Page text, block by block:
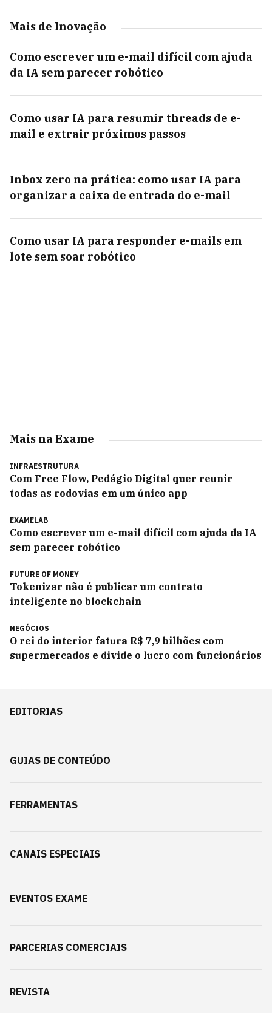
Mais de Inovação
Como escrever um e-mail difícil com ajuda
da IA sem parecer robótico
Como usar IA para resumir threads de e-
mail e extrair próximos passos
Inbox zero na prática: como usar IA para
organizar a caixa de entrada do e-mail
Como usar IA para responder e-mails em
lote sem soar robótico
Mais na Exame
INFRAESTRUTURA
Com Free Flow, Pedágio Digital quer reunir
todas as rodovias em um único app
EXAMELAB
Como escrever um e-mail difícil com ajuda da IA
sem parecer robótico
FUTURE OF MONEY
Tokenizar não é publicar um contrato
inteligente no blockchain
NEGÓCIOS
O rei do interior fatura R$ 7,9 bilhões com
supermercados e divide o lucro com funcionários
EDITORIAS
GUIAS DE CONTEÚDO
FERRAMENTAS
CANAIS ESPECIAIS
EVENTOS EXAME
PARCERIAS COMERCIAIS
REVISTA